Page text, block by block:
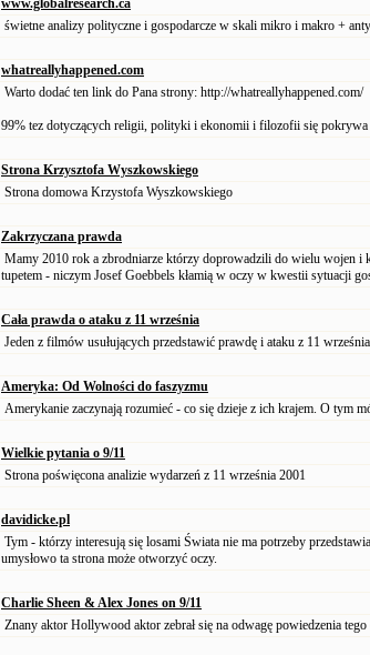
www.globalresearch.ca
świetne analizy polityczne i gospodarcze w skali mikro i makro +
whatreallyhappened.com
Warto dodać ten link do Pana strony: http://whatreallyhappened.com/
99% tez dotyczących religii, polityki i ekonomii i filozofii się pokrywa
Strona Krzysztofa Wyszkowskiego
Strona domowa Krzystofa Wyszkowskiego
Zakrzyczana prawda
Mamy 2010 rok a zbrodniarze którzy doprowadzili do wielu wojen i
tupetem - niczym Josef Goebbels kłamią w oczy w kwestii sytuacji
Cała prawda o ataku z 11 września
Jeden z filmów usułujących przedstawić prawdę i ataku z 11
Ameryka: Od Wolności do faszyzmu
Amerykanie zaczynają rozumieć - co się dzieje z ich krajem. O tym
Wielkie pytania o 9/11
Strona poświęcona analizie wydarzeń z 11 września 2001
davidicke.pl
Tym - którzy interesują się losami Świata nie ma potrzeby
umysłowo ta strona może otworzyć oczy.
Charlie Sheen & Alex Jones on 9/11
Znany aktor Hollywood aktor zebrał się na odwagę powiedzenia